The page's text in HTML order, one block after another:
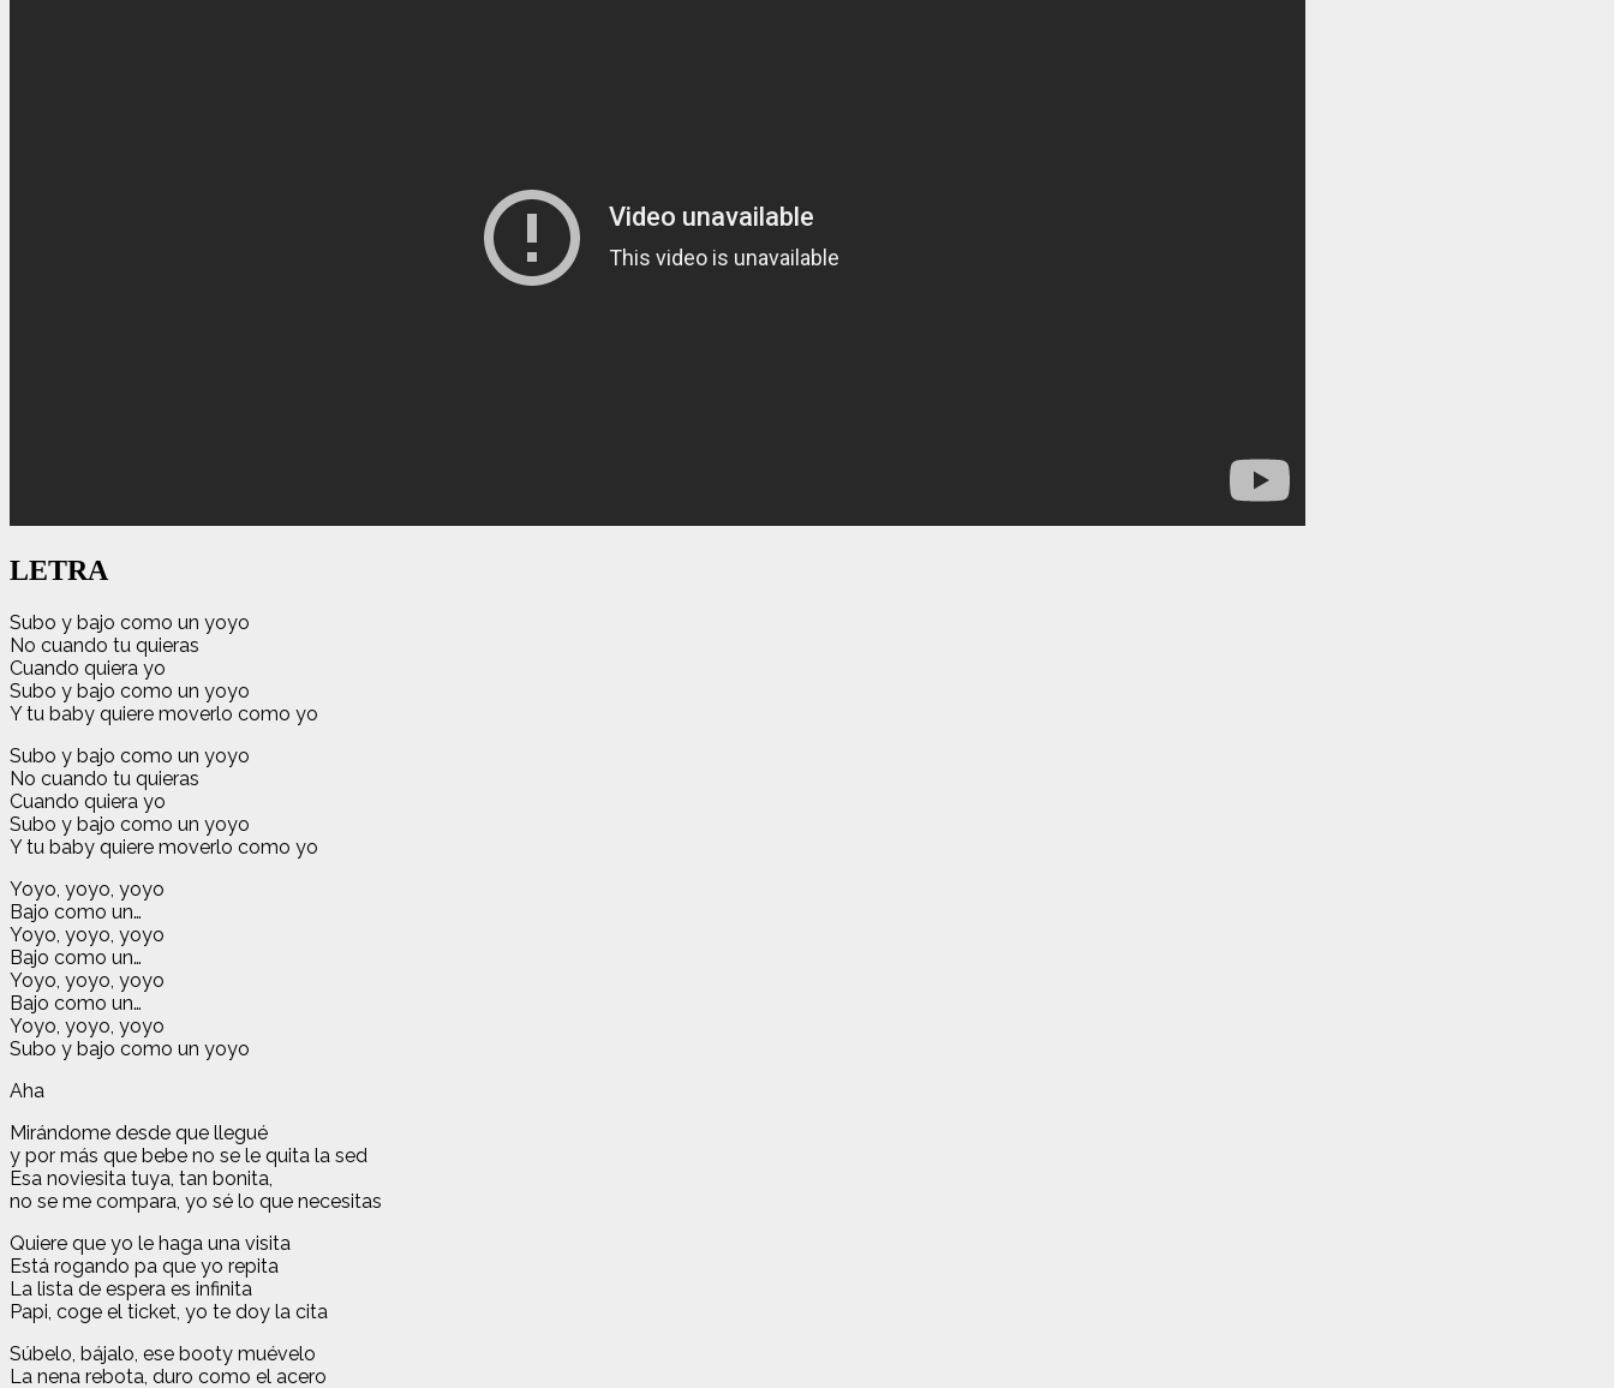
LETRA
Subo y bajo como un yoyo
No cuando tu quieras
Cuando quiera yo
Subo y bajo como un yoyo
Y tu baby quiere moverlo como yo
Subo y bajo como un yoyo
No cuando tu quieras
Cuando quiera yo
Subo y bajo como un yoyo
Y tu baby quiere moverlo como yo
Yoyo, yoyo, yoyo
Bajo como un…
Yoyo, yoyo, yoyo
Bajo como un…
Yoyo, yoyo, yoyo
Bajo como un…
Yoyo, yoyo, yoyo
Subo y bajo como un yoyo
Aha
Mirándome desde que llegué
y por más que bebe no se le quita la sed
Esa noviesita tuya, tan bonita,
no se me compara, yo sé lo que necesitas
Quiere que yo le haga una visita
Está rogando pa que yo repita
La lista de espera es infinita
Papi, coge el ticket, yo te doy la cita
Súbelo, bájalo, ese booty muévelo
La nena rebota, duro como el acero